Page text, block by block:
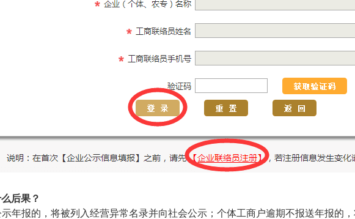
后果？
年报的，将被列入经营异常名录并向社会公示；个体工商户逾期不报送年报的